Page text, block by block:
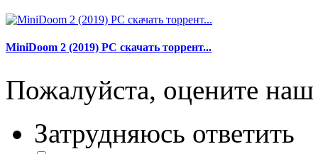
MiniDoom 2 (2019) PC скачать торрент...
Пожалуйста, оцените наш
Затрудняюсь ответить